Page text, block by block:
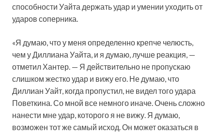
способности Уайта держать удар и умении уходить от
ударов соперника.
«Я думаю, что у меня определенно крепче челюсть,
чем у Диллиана Уайта, и я думаю, лучше реакция, —
отметил Хантер. — Я действительно не пропускаю
слишком жестко удар и вижу его. Не думаю, что
Диллиан Уайт, когда пропустил, не видел того удара
Поветкина. Со мной все немного иначе. Очень сложно
нанести мне удар, которого я не вижу. Я думаю,
возможен тот же самый исход. Он может оказаться в